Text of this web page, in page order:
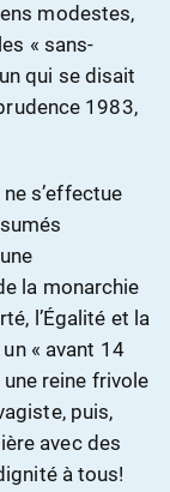
modestes,
« sans-
qui se disait
1983,
s’effectue
la monarchie
l’Égalité et la
« avant 14
reine frivole
puis,
avec des
à tous!